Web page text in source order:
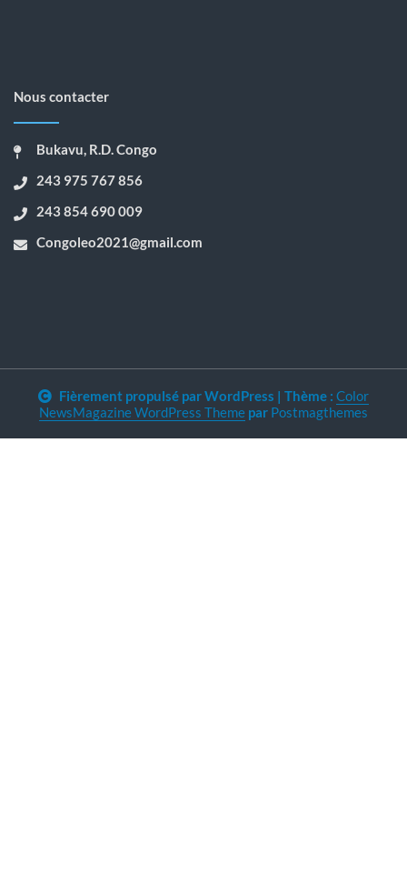
Nous contacter
Bukavu, R.D. Congo
243 975 767 856
243 854 690 009
Congoleo2021@gmail.com
Fièrement propulsé par WordPress | Thème : Color
NewsMagazine WordPress Theme par Postmagthemes